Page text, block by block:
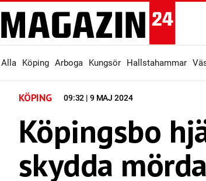
Alla Köping Arboga Kungsör Hallstahammar
KÖPING 09:32 | 9 MAJ 2024
Köpingsbo
skydda